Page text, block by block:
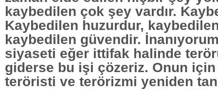
kaybedilen çok şey vardır.
Kaybedilen huzurdur, kaybedilen
kaybedilen güvendir.
siyaseti eğer ittifak halinde
giderse bu işi çözeriz. Onun
teröristi ve terörizmi yeniden